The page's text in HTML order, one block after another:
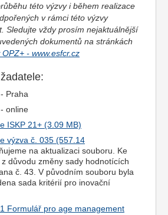
této výzvy i během realizace
v rámci této výzvy
Sledujte vždy prosím nejaktuálnější
dokumentů na stránkách
- www.esfcr.cz
- Praha
- online
ISKP 21+
výzva č. 035
na aktualizaci souboru. Ke
důvodu změny sady hodnotících
č. 43. V původním souboru byla
sada kritérií pro inovační
Formulář pro age management